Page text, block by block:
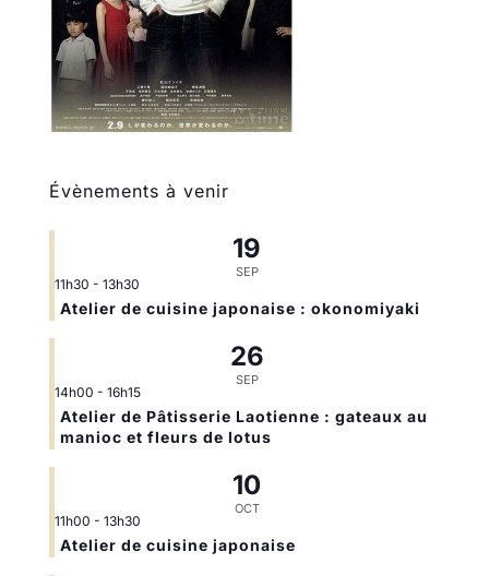
Évènements à venir
19
SEP
11h30 - 13h30
Atelier de cuisine japonaise : okonomiyaki
26
SEP
14h00 - 16h15
Atelier de Pâtisserie Laotienne : gateaux au
manioc et fleurs de lotus
10
OCT
11h00 - 13h30
Atelier de cuisine japonaise